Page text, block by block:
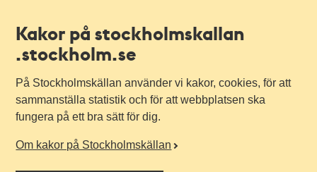
Kakor på stockholmskallan
.stockholm.se
På Stockholmskällan använder vi kakor, cookies, för att
sammanställa statistik och för att webbplatsen ska
fungera på ett bra sätt för dig.
Om kakor på Stockholmskällan